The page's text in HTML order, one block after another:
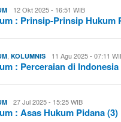
12 Okt 2025 - 16:51 WIB
: Prinsip-Prinsip Hukum
, KOLUMNIS 11 Agu 2025 - 07:11
: Perceraian di
27 Jul 2025 - 15:25 WIB
: Asas Hukum Pidana (3)